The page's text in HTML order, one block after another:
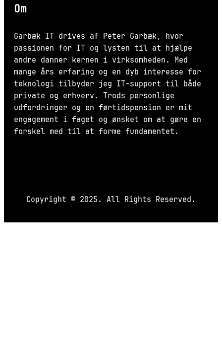
Om
Garbæk IT drives af Peter Garbæk, hvor
passionen for IT og lysten til at hjælpe
andre danner kernen i virksomheden. Med
mange års erfaring og en dyb interesse for
teknologi tilbyder jeg IT-support til både
private og erhverv. Trods personlige
udfordringer og en førtidspension er mit
engagement i faget og ønsket om at gøre en
forskel med til at forme fundamentet.
Copyright © 2025. All Rights Reserved.